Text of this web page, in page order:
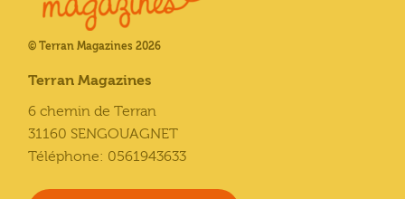
© Terran Magazines 2026
Terran Magazines
6 chemin de Terran
31160 SENGOUAGNET
Téléphone: 0561943633